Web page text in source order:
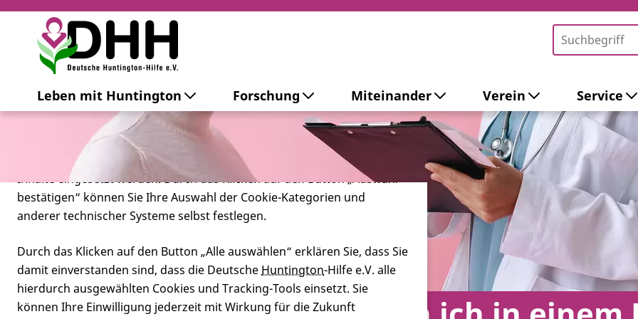
Leben mit Huntington Forschung Miteinander Verein Service
Cookie-Einstellungen
Diese Webseite setzt verschiedene Cookies und Tracking-Tools ein. Dies
beinhaltet Cookies und Tracking-Tools, die für den Betrieb der Webseite
technisch notwendig sind, die zu statistischen Zwecken sowie zur
besseren Bedienbarkeit der Webseite und zur Anzeige personalisierter
Inhalte eingesetzt werden. Durch das Klicken auf den Button „Auswahl
bestätigen“ können Sie Ihre Auswahl der Cookie-Kategorien und
anderer technischer Systeme selbst festlegen.
Durch das Klicken auf den Button „Alle auswählen“ erklären Sie, dass Sie
damit einverstanden sind, dass die DeutscheHuntington-Hilfe e.V. alle
hierdurch ausgewählten Cookies und Tracking-Tools einsetzt. Sie
können Ihre Einwilligung jederzeit mit Wirkung für die Zukunft